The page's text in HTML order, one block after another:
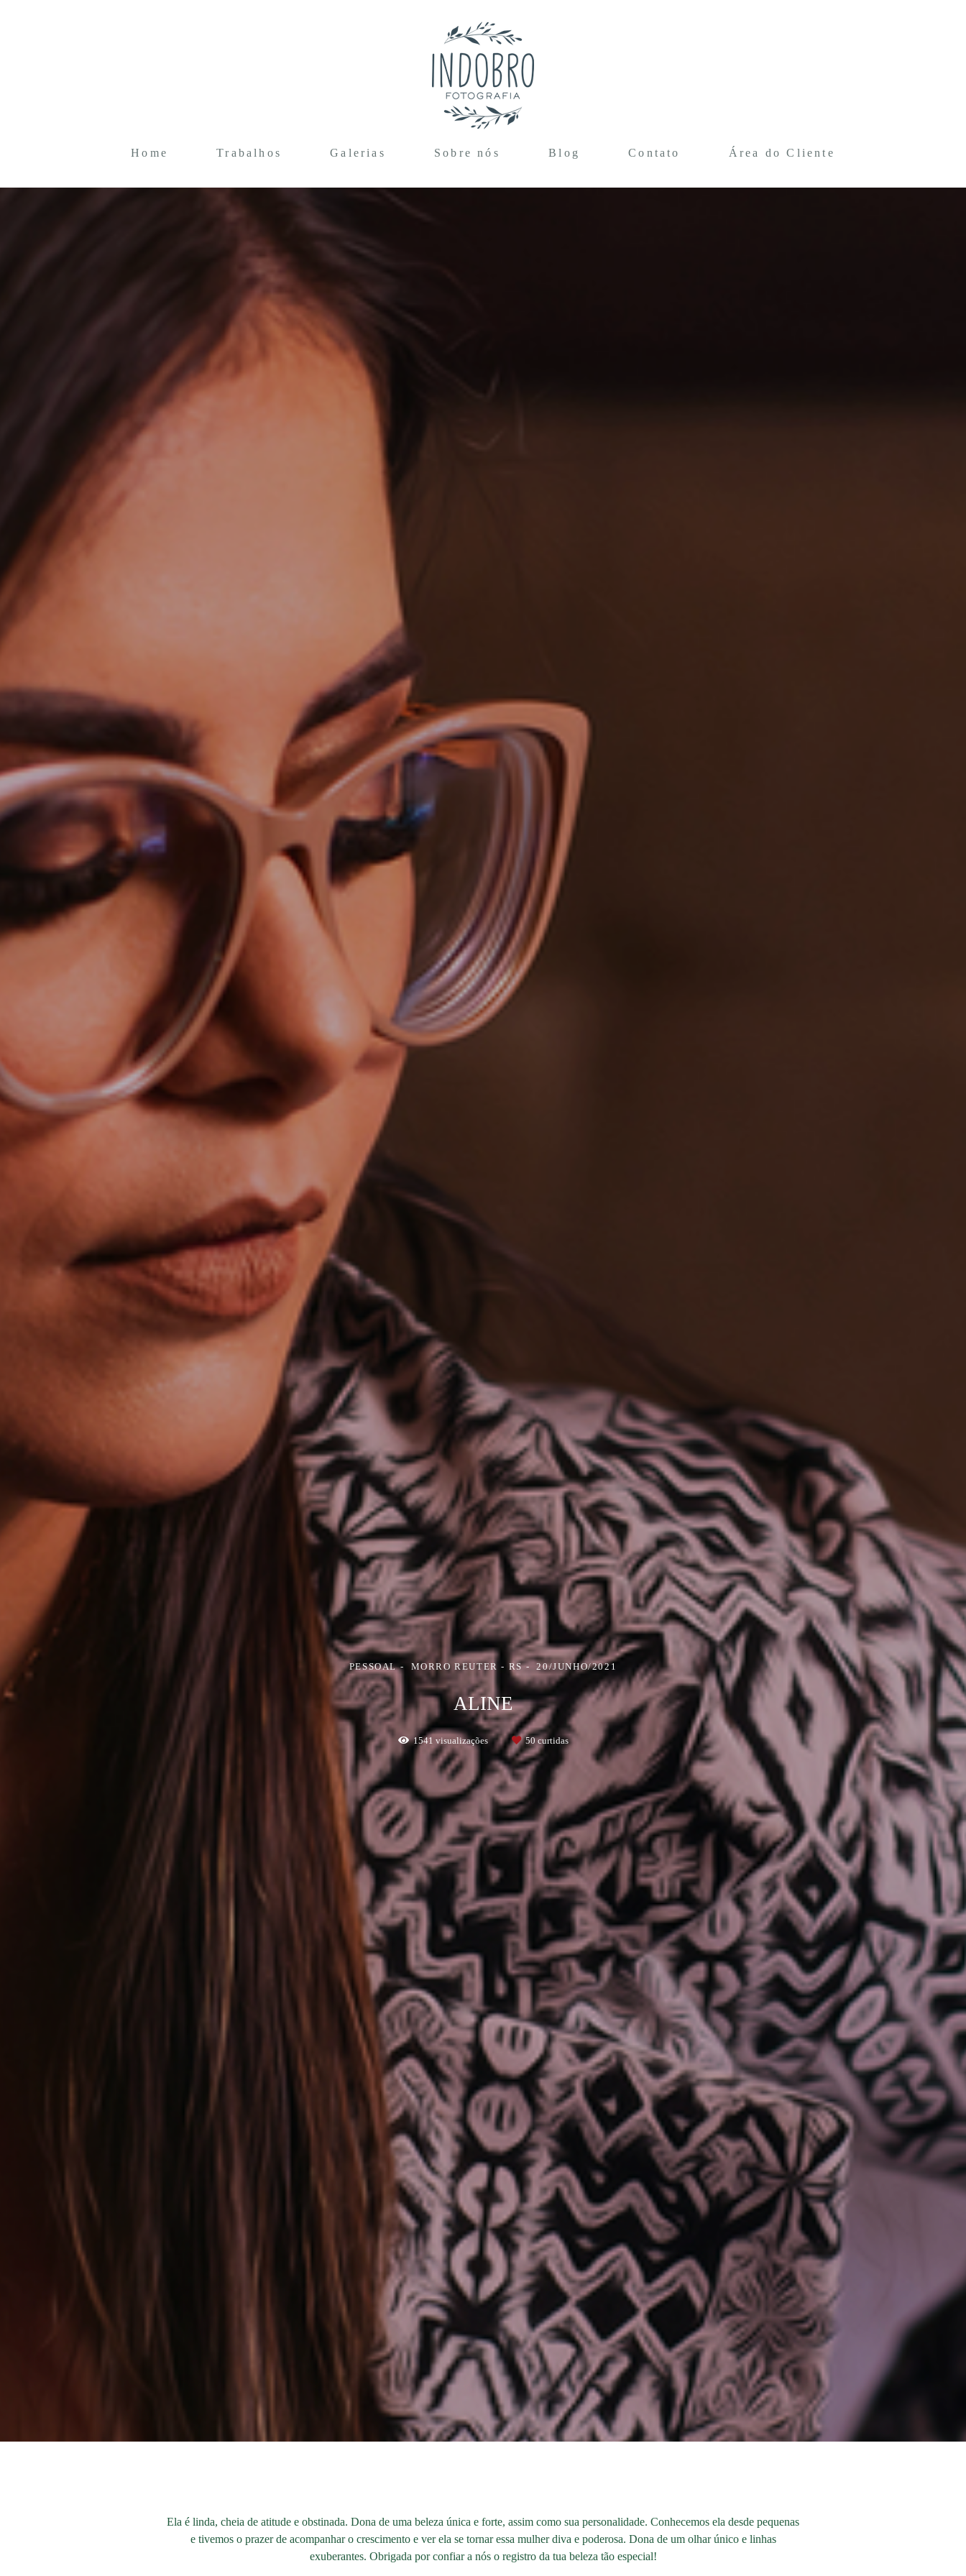
Home Trabalhos Galerias Sobre nós Blog Contato Área do Cliente
PESSOAL MORRO REUTER - RS 20/JUNHO/2021
ALINE
1541 visualizações 50curtidas
Ela é linda, cheia de atitude e obstinada. Dona de uma beleza única e forte, assim como sua personalidade. Conhecemos ela desde pequenas
e tivemos o prazer de acompanhar o crescimento e ver ela se tornar essa mulher diva e poderosa. Dona de um olhar único e linhas
exuberantes. Obrigada por confiar a nós o registro da tua beleza tão especial!